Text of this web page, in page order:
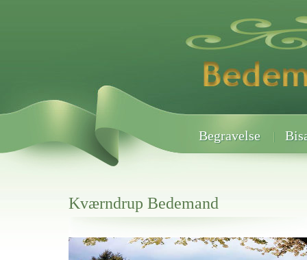
Begravelse
Kværndrup Bedemand
Her hos os får du altid en god afslutning når det gælder
Kværndrup Bedemand